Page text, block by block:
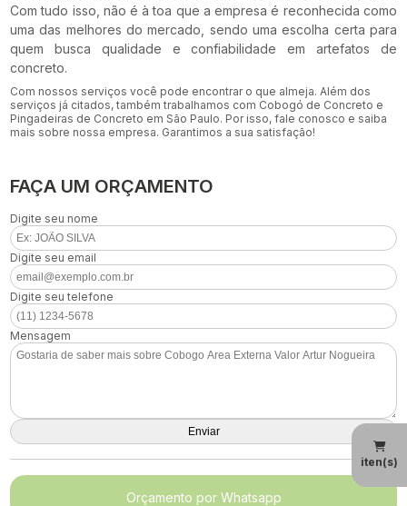
iten(s)
Com tudo isso, não é à toa que a empresa é reconhecida como
uma das melhores do mercado, sendo uma escolha certa para
quem busca qualidade e confiabilidade em artefatos de
concreto.
Com nossos serviços você pode encontrar o que almeja. Além dos
serviços já citados, também trabalhamos com Cobogó de Concreto e
Pingadeiras de Concreto em São Paulo. Por isso, fale conosco e saiba
mais sobre nossa empresa. Garantimos a sua satisfação!
FAÇA UM ORÇAMENTO
Digite seu nome
Digite seu email
Digite seu telefone
Mensagem
Orçamento por Whatsapp